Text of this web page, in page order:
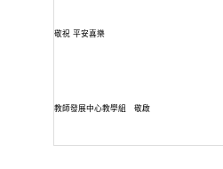
敬祝 平安喜樂
教師發展中心教學組 敬啟